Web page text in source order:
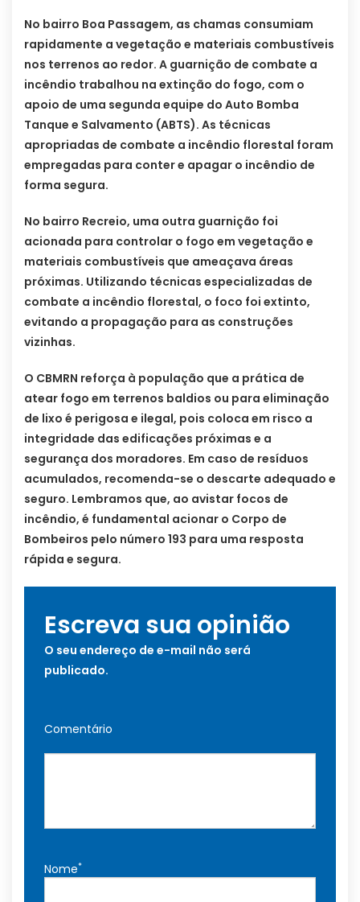
No bairro Boa Passagem, as chamas consumiam
rapidamente a vegetação e materiais combustíveis
nos terrenos ao redor. A guarnição de combate a
incêndio trabalhou na extinção do fogo, com o
apoio de uma segunda equipe do Auto Bomba
Tanque e Salvamento (ABTS). As técnicas
apropriadas de combate a incêndio florestal foram
empregadas para conter e apagar o incêndio de
forma segura.
No bairro Recreio, uma outra guarnição foi
acionada para controlar o fogo em vegetação e
materiais combustíveis que ameaçava áreas
próximas. Utilizando técnicas especializadas de
combate a incêndio florestal, o foco foi extinto,
evitando a propagação para as construções
vizinhas.
O CBMRN reforça à população que a prática de
atear fogo em terrenos baldios ou para eliminação
de lixo é perigosa e ilegal, pois coloca em risco a
integridade das edificações próximas e a
segurança dos moradores. Em caso de resíduos
acumulados, recomenda-se o descarte adequado e
seguro. Lembramos que, ao avistar focos de
incêndio, é fundamental acionar o Corpo de
Bombeiros pelo número 193 para uma resposta
rápida e segura.
Escreva sua opinião
O seu endereço de e-mail não será
publicado.
Comentário
Nome*